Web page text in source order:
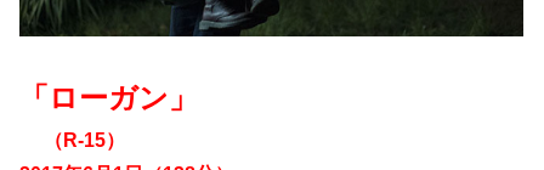
「ローガン」
（R-15）